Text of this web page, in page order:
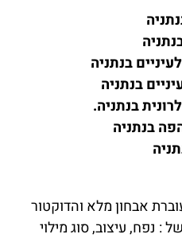
בנתניה
בנתניה
בנתניה.
בנתניה
אבחון מלא והדוקטור
: נפח, עיצוב, סוג מילוי